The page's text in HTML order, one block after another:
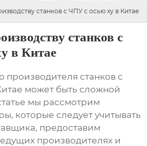
станков с ЧПУ с осью xy в Китае
станков с
в Китае
производителя станков с
может быть сложной
мы рассмотрим
которые следует учитывать
предоставим
производителях и